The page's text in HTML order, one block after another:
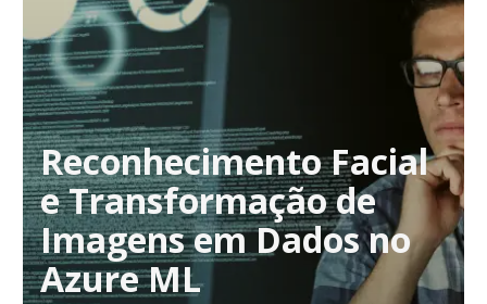
Reconhecimento Facial
e Transformação de
Imagens em Dados no
Azure ML